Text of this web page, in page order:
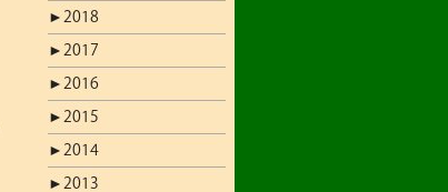
► 2018
► 2017
► 2016
► 2015
► 2014
► 2013